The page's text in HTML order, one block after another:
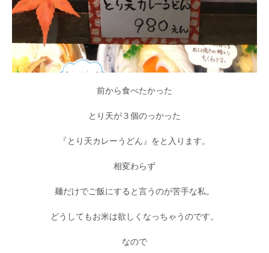
前から食べたかった
とり天が３個のっかった
『とり天カレーうどん』をと入ります。
相変わらず
麺だけでご飯にすると言うのが苦手な私。
どうしてもお米は欲しくなっちゃうのです。
なので